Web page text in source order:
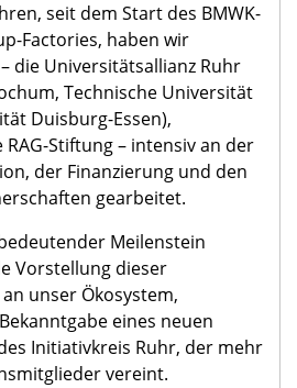
seit dem Start des BMWK-
Factories, haben wir
die Universitätsallianz Ruhr
Technische Universität
Duisburg-Essen),
RAG-Stiftung – intensiv an der
der Finanzierung und den
gearbeitet.
Meilenstein
Vorstellung dieser
unser Ökosystem,
eines neuen
Initiativkreis Ruhr, der mehr
vereint.